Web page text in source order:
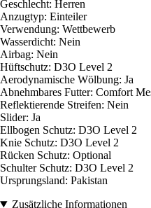
Geschlecht: Herren
Anzugtyp: Einteiler
Verwendung: Wettbewerb
Wasserdicht: Nein
Airbag: Nein
Hüftschutz: D3O Level 2
Aerodynamische Wölbung: Ja
Abnehmbares Futter: Comfort
Reflektierende Streifen: Nein
Slider: Ja
Ellbogen Schutz: D3O Level 2
Knie Schutz: D3O Level 2
Rücken Schutz: Optional
Schulter Schutz: D3O Level 2
Ursprungsland: Pakistan
Zusätzliche Informationen